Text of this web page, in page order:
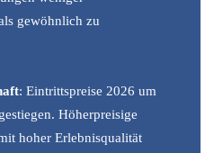
gewöhnlich zu
: Eintrittspreise 2026 um
Höherpreisige
hoher Erlebnisqualität